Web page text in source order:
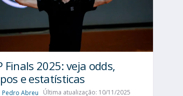
Finals 2025: veja odds,
e estatísticas
Pedro Abreu Última atualização: 10/11/2025